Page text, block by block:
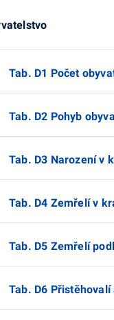
Tab. D1 Počet
Tab. D2 Pohyb
Tab. D3 Narození v
Tab. D4 Zemřelí v
Tab. D5 Zemřelí
Tab. D6